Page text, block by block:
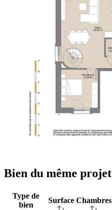
Bien du même projet
Type de
bien
Surface Chambres